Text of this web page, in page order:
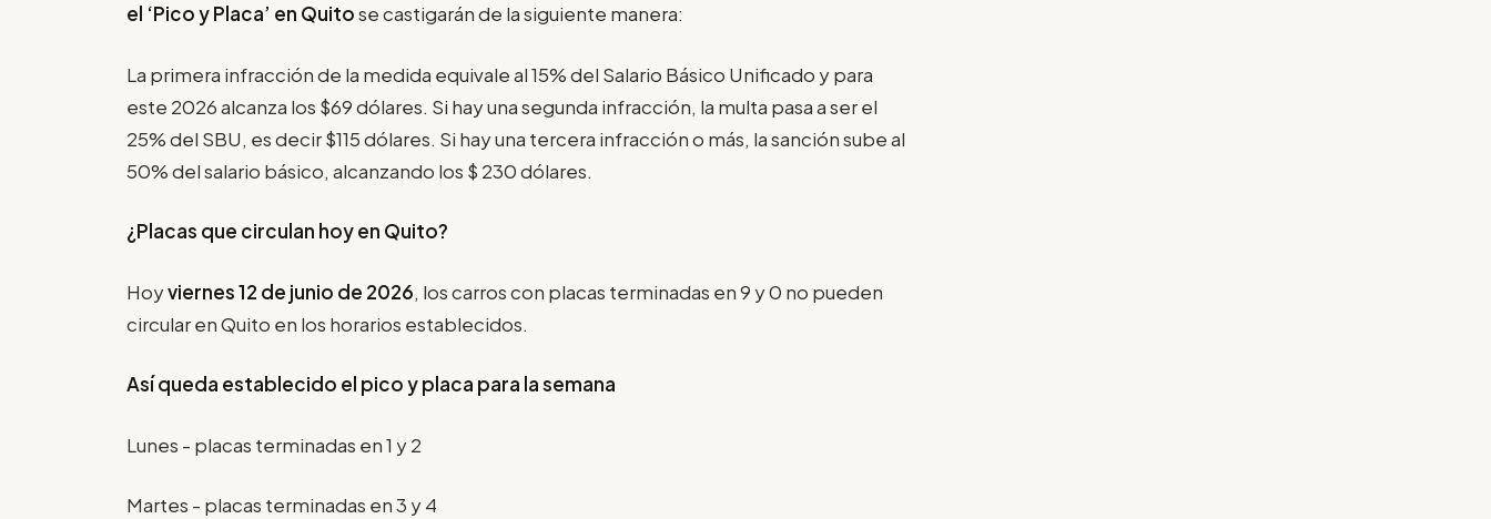
el ‘Pico y Placa’ en Quitose castigarán de la siguiente manera:
La primera infracción de la medida equivale al 15% del Salario Básico Unificado y para
este 2026 alcanza los $69 dólares. Si hay una segunda infracción, la multa pasa a ser el
25% del SBU, es decir $115 dólares. Si hay una tercera infracción o más, la sanción sube al
50% del salario básico, alcanzando los $ 230 dólares.
¿Placas que circulan hoy en Quito?
Hoyviernes 12 de junio de 2026, los carros con placas terminadas en 9 y 0 no pueden
circular en Quito en los horarios establecidos.
Así queda establecido el pico y placa para la semana
Lunes - placas terminadas en 1 y 2
Martes - placas terminadas en 3 y 4